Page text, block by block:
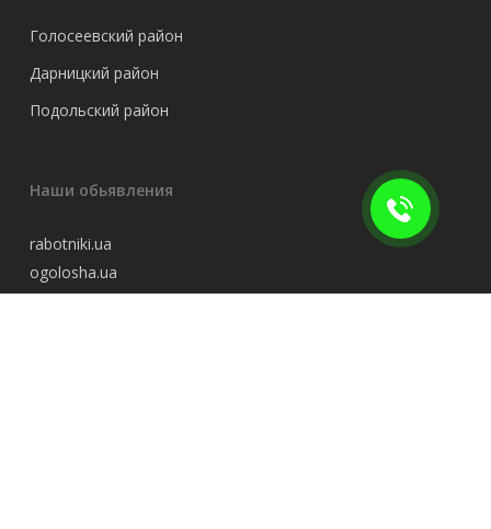
Голосеевский район
Дарницкий район
Подольский район
Наши обьявления
rabotniki.ua
ogolosha.ua
besplatka.ua